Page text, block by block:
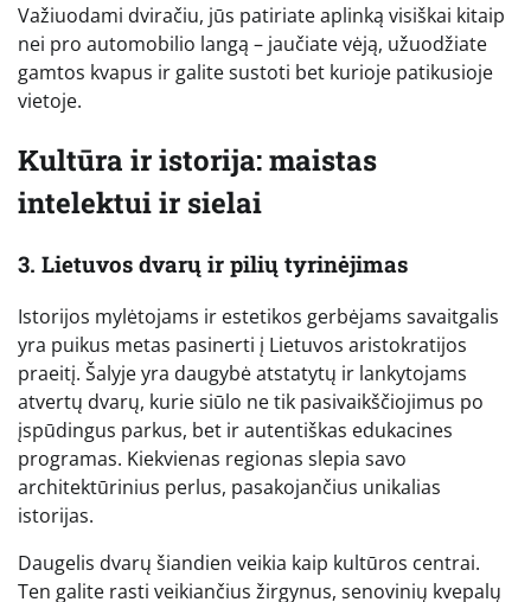
Važiuodami dviračiu, jūs patiriate aplinką visiškai kitaip
nei pro automobilio langą – jaučiate vėją, užuodžiate
gamtos kvapus ir galite sustoti bet kurioje patikusioje
vietoje.
Kultūra ir istorija: maistas
intelektui ir sielai
3. Lietuvos dvarų ir pilių tyrinėjimas
Istorijos mylėtojams ir estetikos gerbėjams savaitgalis
yra puikus metas pasinerti į Lietuvos aristokratijos
praeitį. Šalyje yra daugybė atstatytų ir lankytojams
atvertų dvarų, kurie siūlo ne tik pasivaikščiojimus po
įspūdingus parkus, bet ir autentiškas edukacines
programas. Kiekvienas regionas slepia savo
architektūrinius perlus, pasakojančius unikalias
istorijas.
Daugelis dvarų šiandien veikia kaip kultūros centrai.
Ten galite rasti veikiančius žirgynus, senovinių kvepalų